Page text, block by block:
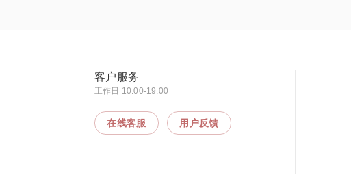
客户服务
工作日 10:00-19:00
在线客服 用户反馈